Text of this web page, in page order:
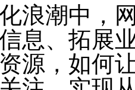
浪潮中，
息、拓展
源，如何